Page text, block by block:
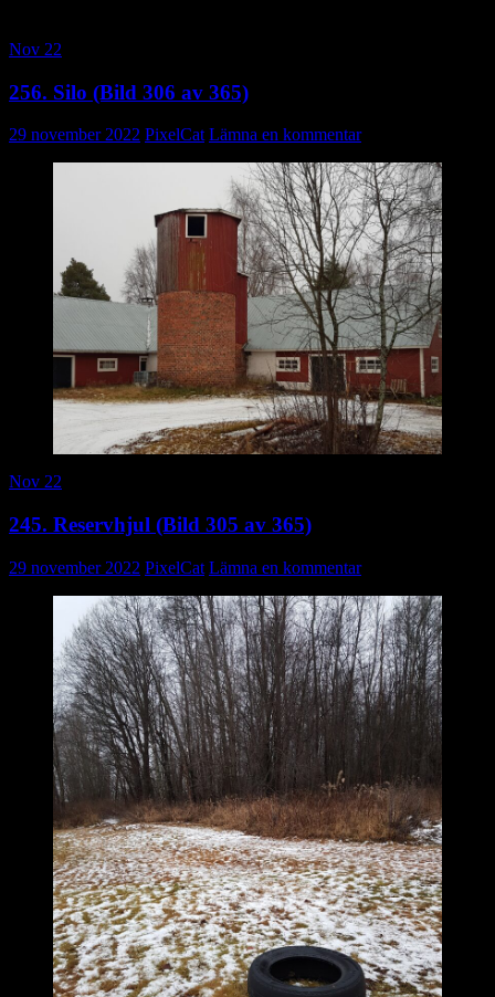
Nov 22
256. Silo (Bild 306 av 365)
29 november 2022 PixelCat Lämna en kommentar
Nov 22
245. Reservhjul (Bild 305 av 365)
29 november 2022 PixelCat Lämna en kommentar